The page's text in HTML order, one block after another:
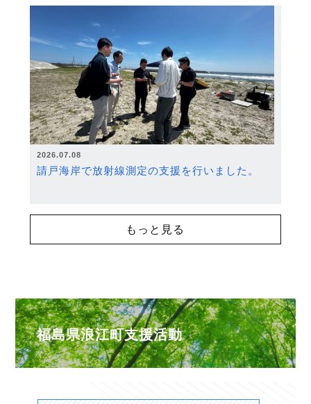
2026.07.08
請戸海岸で放射線測定の支援を行いました。
もっと見る
福島県浪江町支援活動